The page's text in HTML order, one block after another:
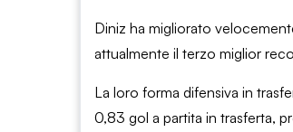
Diniz ha migliorato
attualmente il terzo miglior
La loro forma difensiva in
0,83 gol a partita in trasferta,